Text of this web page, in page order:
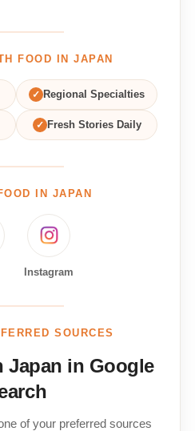
FOOD IN JAPAN
✓ Regional Specialties
✓ Fresh Stories Daily
IN JAPAN
Instagram
SOURCES
Japan in Google
of your preferred sources